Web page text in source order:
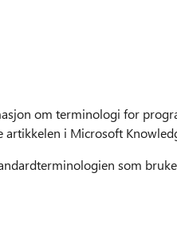
om terminologi for
i Microsoft
som